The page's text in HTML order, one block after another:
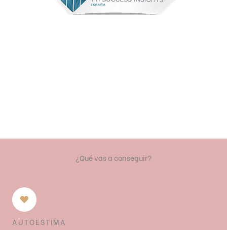
¿Qué vas a conseguir?
AUTOESTIMA